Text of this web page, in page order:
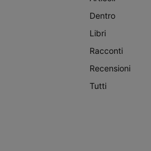
Dentro
Libri
Racconti
Recensioni
Tutti